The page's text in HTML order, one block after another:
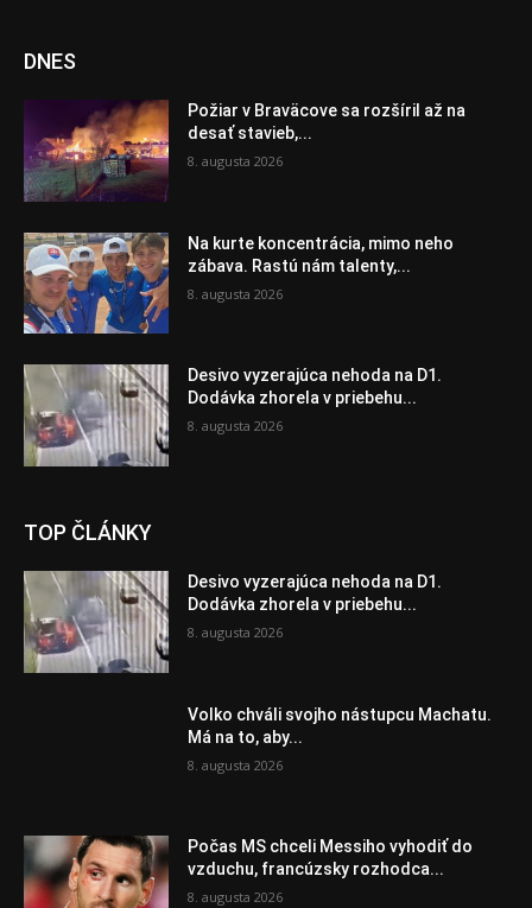
DNES
Požiar v Braväcove sa rozšíril až na
desať stavieb,...
8. augusta 2026
Na kurte koncentrácia, mimo neho
zábava. Rastú nám talenty,...
8. augusta 2026
Desivo vyzerajúca nehoda na D1.
Dodávka zhorela v priebehu...
8. augusta 2026
TOP ČLÁNKY
Desivo vyzerajúca nehoda na D1.
Dodávka zhorela v priebehu...
8. augusta 2026
Volko chváli svojho nástupcu Machatu.
Má na to, aby...
8. augusta 2026
Počas MS chceli Messiho vyhodiť do
vzduchu, francúzsky rozhodca...
8. augusta 2026